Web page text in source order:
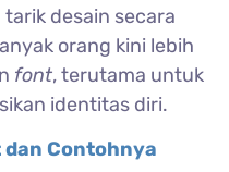
desain secara
orang kini lebih
font, terutama untuk
identitas diri.
Contohnya